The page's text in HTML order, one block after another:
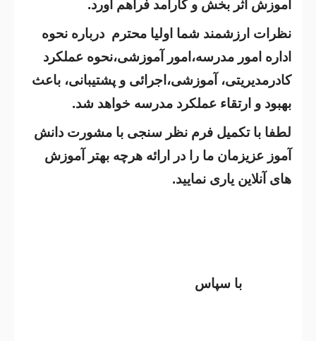
آموزش اثر بخش و کارآمد فراهم آورد.
نظرات ارزشمند شما اولیا محترم درباره نحوه
اداره امور مدرسه،امور آموزشی،نحوه عملکرد
کادرمدیریتی، آموزشی،اجرائی و پشتیبانی، باعث
بهبود و ارتقاء عملکرد مدرسه خواهد شد.
لطفا با تکمیل فرم نظر سنجی با مشورت دانش
آموز عزیزمان ما را در ارائه هرچه بهتر آموزش
های آنلاین یاری نمایید.
با سپاس